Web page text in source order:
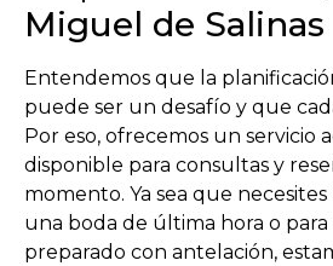
Miguel de Salinas
Entendemos que la
puede ser un desafío y que
Por eso, ofrecemos un servicio
disponible para consultas y
momento. Ya sea que
una boda de última hora o
preparado con antelación,